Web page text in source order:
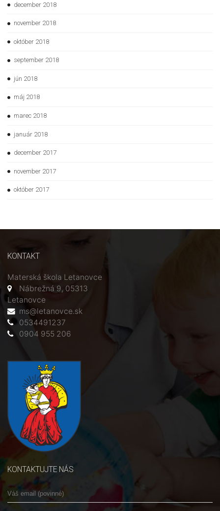
december 2018
november 2018
október 2018
september 2018
jún 2018
máj 2018
marec 2018
január 2018
december 2017
november 2017
október 2017
KONTAKT
Materská škola Letanovce
Nábrežná 9, 05313
Letanovce
ms@letanovce.sk
0534491237
0904 955 206
KONTAKTUJTE NÁS